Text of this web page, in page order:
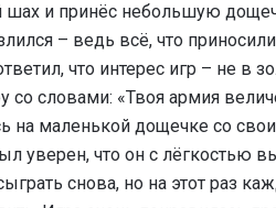
и принёс небольшую
– ведь всё, что
что интерес игр – не в
со словами: «Твоя армия
на маленькой дощечке со
уверен, что он с лёгкостью
снова, но на этот раз